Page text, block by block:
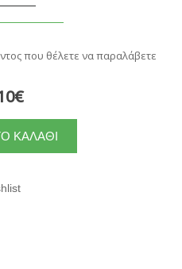
που θέλετε να παραλάβετε